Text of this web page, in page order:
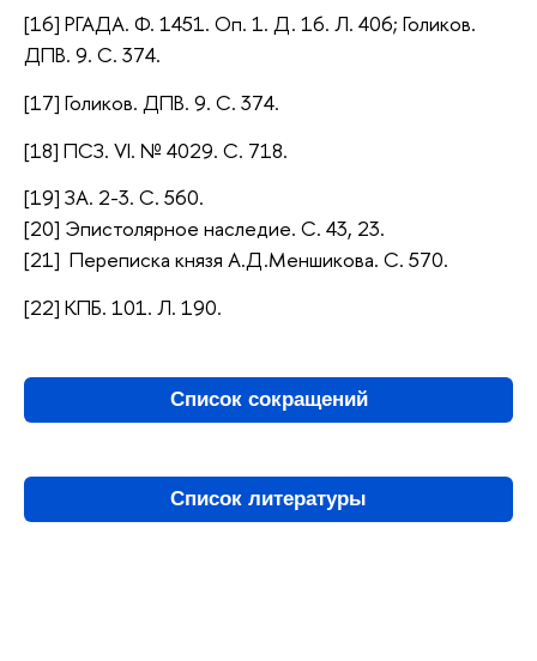
[16] РГАДА. Ф. 1451. Оп. 1. Д. 16. Л. 406; Голиков.
ДПВ. 9. С. 374.
[17] Голиков. ДПВ. 9. С. 374.
[18] ПСЗ. VI. № 4029. С. 718.
[19] ЗА. 2-3. С. 560.
[20] Эпистолярное наследие. С. 43, 23.
[21] Переписка князя А.Д.Меншикова. С. 570.
[22] КПБ. 101. Л. 190.
Список сокращений
Список литературы